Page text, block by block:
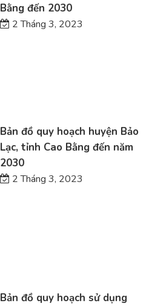
Bằng đến 2030
2 Tháng 3, 2023
Bản đồ quy hoạch huyện Bảo
Lạc, tỉnh Cao Bằng đến năm
2030
2 Tháng 3, 2023
Bản đồ quy hoạch sử dụng